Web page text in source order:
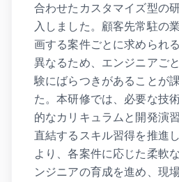
合わせたカスタマイズ型の
入しました。顧客先常駐の
画する案件ごとに求められ
異なるため、エンジニアご
験にばらつきがあることが
た。本研修では、必要な技
的なカリキュラムと開発演
直結するスキル習得を推進
より、各案件に応じた柔軟
ンジニアの育成を進め、現